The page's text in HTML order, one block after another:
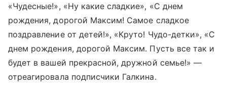
«Чудесные!», «Ну какие сладкие», «С днем
рождения, дорогой Максим! Самое сладкое
поздравление от детей!», «Круто! Чудо-детки», «С
днем рождения, дорогой Максим. Пусть все так и
будет в вашей прекрасной, дружной семье!» —
отреагировала подписчики Галкина.